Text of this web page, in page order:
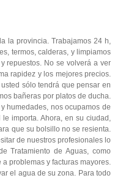
la provincia. Trabajamos 24 h,
termos, calderas, y limpiamos
repuestos. No se volverá a ver
rapidez y los mejores precios.
sólo tendrá que pensar en
bañeras por platos de ducha.
humedades, nos ocupamos de
importa. Ahora, en su ciudad,
que su bolsillo no se resienta.
de nuestros profesionales lo
Tratamiento de Aguas, como
problemas y facturas mayores.
el agua de su zona. Para todo